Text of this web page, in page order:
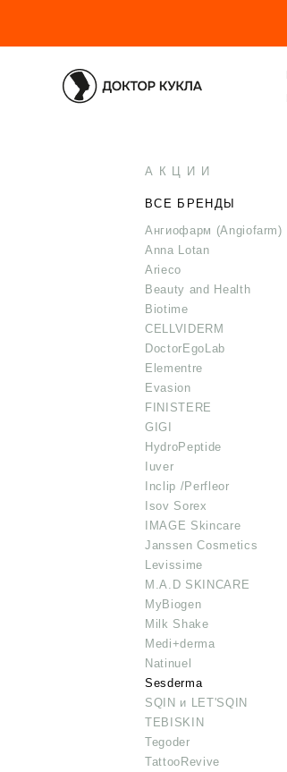
А К Ц И И
ВСЕ БРЕНДЫ
Ангиофарм (Angiofarm)
Anna Lotan
Arieco
Beauty and Health
Biotime
CELLVIDERM
DoctorEgoLab
Elementre
Evasion
FINISTERE
GIGI
HydroPeptide
Iuver
Inclip /Perfleor
Isov Sorex
IMAGE Skincare
Janssen Cosmetics
Levissime
M.A.D SKINCARE
MyBiogen
Milk Shake
Medi+derma
Natinuel
Sesderma
SQIN и LET'SQIN
TEBISKIN
Tegoder
TattooRevive